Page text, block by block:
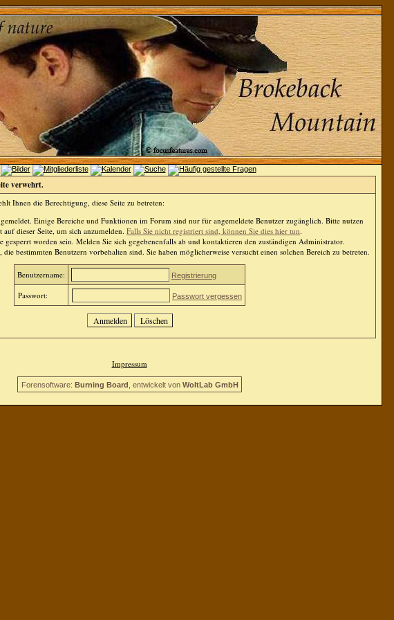
verwehrt.
Ihnen die Berechtigung, diese Seite zu betreten:
Einige Bereiche und Funktionen im Forum sind nur für angemeldete Benutzer zugänglich. Bitte nutzen
dieser Seite, um sich anzumelden. Falls Sie nicht registriert sind, können Sie dies hier tun.
gesperrt worden sein. Melden Sie sich gegebenenfalls ab und kontaktieren den zuständigen Administrator.
bestimmten Benutzern vorbehalten sind. Sie haben möglicherweise versucht einen solchen Bereich zu betreten.
Benutzername: Registrierung
Passwort: Passwort vergessen
Impressum
Forensoftware: Burning Board , entwickelt von WoltLab GmbH